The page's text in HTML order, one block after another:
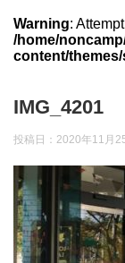
Warning:
/home/
content/
IMG_4201
投稿日： 2020年11月